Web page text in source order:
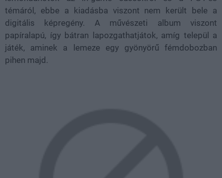
témáról, ebbe a kiadásba viszont nem került bele a
digitális képregény. A művészeti album viszont
papíralapú, így bátran lapozgathatjátok, amíg települ a
játék, aminek a lemeze egy gyönyörű fémdobozban
pihen majd.